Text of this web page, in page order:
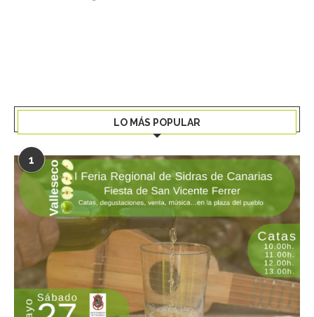
LO MÁS POPULAR
1